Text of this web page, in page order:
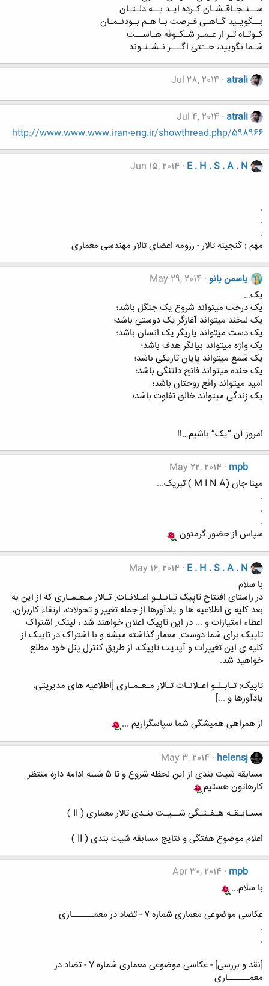
ســنـجـاقـشـان کـرده ایـد بــه دلـتـان
بــگویـید گـاهـی فـرصت بـا هـم بـودنـمـان
کـوتـاه تـر از عـمـر شـکـوفه هـاســت
شـما بگویید، حــَتی اگـــر نـشـنـوند
atrali
Jul 28, 2014
atrali
Jul 4, 2014
http://www.www.www.iran-eng.ir/showthread.php/598966
E . H . S . A . N
Jun 15, 2014
.
.
.
مهم : گنجینه تالار - رزومه اعضای تالار مهندسی معماری
یاسمن بانو May 29, 2014
یک…
یک درخت میتواند شروع یک جنگل باشد؛
یک لبخند میتواند آغازگر یک دوستی باشد؛
یک دست میتواند یاریگر یک انسان باشد؛
یک واژه میتواند بیانگر هدف باشد؛
یک شمع میتواند پایان تاریکی باشد؛
یک خنده میتواند فاتح دلتنگی باشد؛
امید میتواند رافع روحتان باشد؛
یک زندگی میتواند خالق تفاوت باشد؛
امروز آن “یک” باشیم…!!
mpb
May 22, 2014
مینا جان (M I N A ) تبریک...
.
.
.
سپاس از حضور گرمتون
E . H . S . A . N
May 16, 2014
با سلام
در راستای افتتاح تاپیک تـابـلـو اعـلانـات ِ تـالار مـعـمـاری که از این به
بعد کلیه ی اطلاعیه ها و یادآورها از جمله تغییر و تحولات، ارتقاء کاربران،
اعطاء امتیازات و ... در این تاپیک اعلان خواهند شد ، لینک ِ اشتراک
تاپیک برای شما دوست ِ معمار گذاشته میشه و با اشتراک در تاپیک از
کلیه ی این تغییرات و آپدیت تاپیک، از طریق کنترل پنل خود مطلع
خواهید شد.
تاپیک: تـابـلـو اعـلانـات تـالار مـعـمـاری [اطلاعیه های مدیریتی،
یادآورها و ...]
از همراهی همیشگی شما سپاسگزاریم ...
helensj
May 3, 2014
مسابقه شیت بندی از این لحظه شروع و تا 5 شنبه ادامه داره منتظر
کارهاتون هستیم
مسـابـقـه هـفـتـگی شــیـت بنـدی تالار معماری ( II )
اعلام موضوع هفتگی و نتایج مسابقه شیت بندی ( II )
mpb
Apr 30, 2014
با سلام...
عکاسی موضوعی معماری شماره 7 - تضاد در معمــــــاری
.
.
[نقد و بررسی] - عکاسی موضوعی معماری شماره 7 - تضاد در
معمــــــاری